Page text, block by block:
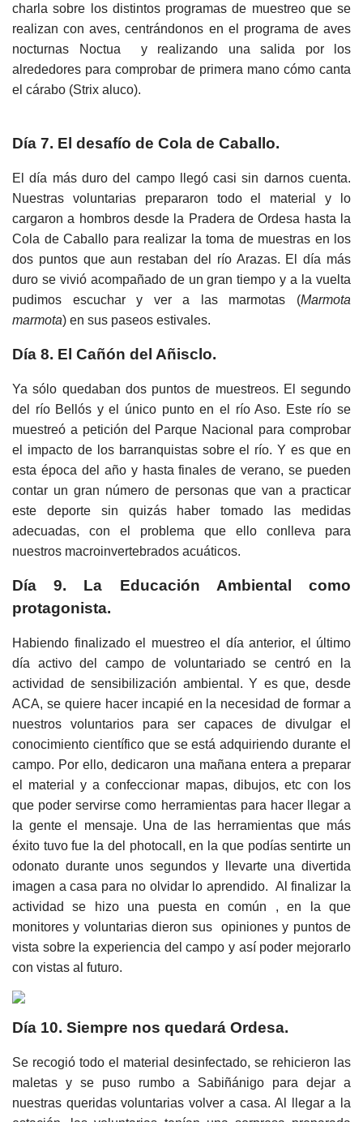
charla sobre los distintos programas de muestreo que se
realizan con aves, centrándonos en el programa de aves
nocturnas Noctua y realizando una salida por los
alrededores para comprobar de primera mano cómo canta
el cárabo (Strix aluco).
Día 7. El desafío de Cola de Caballo.
El día más duro del campo llegó casi sin darnos cuenta.
Nuestras voluntarias prepararon todo el material y lo
cargaron a hombros desde la Pradera de Ordesa hasta la
Cola de Caballo para realizar la toma de muestras en los
dos puntos que aun restaban del río Arazas. El día más
duro se vivió acompañado de un gran tiempo y a la vuelta
pudimos escuchar y ver a las marmotas (Marmota
marmota) en sus paseos estivales.
Día 8. El Cañón del Añisclo.
Ya sólo quedaban dos puntos de muestreos. El segundo
del río Bellós y el único punto en el río Aso. Este río se
muestreó a petición del Parque Nacional para comprobar
el impacto de los barranquistas sobre el río. Y es que en
esta época del año y hasta finales de verano, se pueden
contar un gran número de personas que van a practicar
este deporte sin quizás haber tomado las medidas
adecuadas, con el problema que ello conlleva para
nuestros macroinvertebrados acuáticos.
Día 9. La Educación Ambiental como
protagonista.
Habiendo finalizado el muestreo el día anterior, el último
día activo del campo de voluntariado se centró en la
actividad de sensibilización ambiental. Y es que, desde
ACA, se quiere hacer incapié en la necesidad de formar a
nuestros voluntarios para ser capaces de divulgar el
conocimiento científico que se está adquiriendo durante el
campo. Por ello, dedicaron una mañana entera a preparar
el material y a confeccionar mapas, dibujos, etc con los
que poder servirse como herramientas para hacer llegar a
la gente el mensaje. Una de las herramientas que más
éxito tuvo fue la del photocall, en la que podías sentirte un
odonato durante unos segundos y llevarte una divertida
imagen a casa para no olvidar lo aprendido. Al finalizar la
actividad se hizo una puesta en común , en la que
monitores y voluntarias dieron sus opiniones y puntos de
vista sobre la experiencia del campo y así poder mejorarlo
con vistas al futuro.
Día 10. Siempre nos quedará Ordesa.
Se recogió todo el material desinfectado, se rehicieron las
maletas y se puso rumbo a Sabiñánigo para dejar a
nuestras queridas voluntarias volver a casa. Al llegar a la